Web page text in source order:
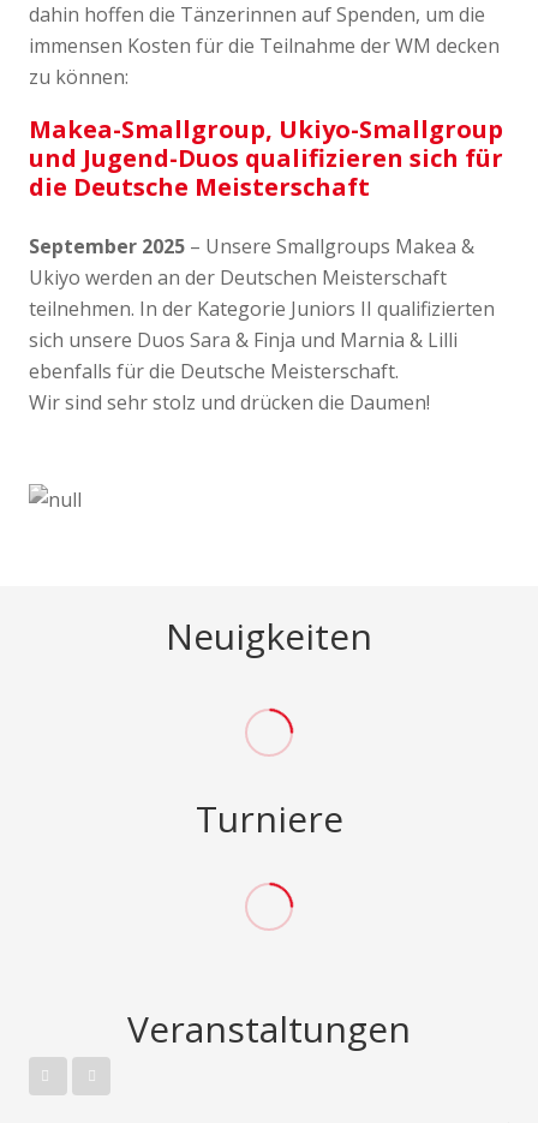
dahin hoffen die Tänzerinnen auf Spenden, um die
immensen Kosten für die Teilnahme der WM decken
zu können:
Makea-Smallgroup, Ukiyo-Smallgroup
und Jugend-Duos qualifizieren sich für
die Deutsche Meisterschaft
September 2025 – Unsere Smallgroups Makea &
Ukiyo werden an der Deutschen Meisterschaft
teilnehmen. In der Kategorie Juniors II qualifizierten
sich unsere Duos Sara & Finja und Marnia & Lilli
ebenfalls für die Deutsche Meisterschaft.
Wir sind sehr stolz und drücken die Daumen!
Neuigkeiten
Turniere
Veranstaltungen